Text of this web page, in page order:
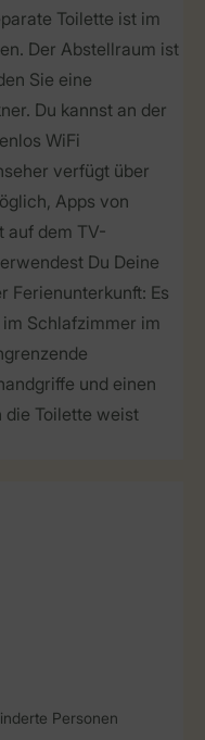
Toilette ist im
Der Abstellraum ist
Sie eine
Du kannst an der
WiFi
verfügt über
Apps von
auf dem TV-
Du Deine
Ferienunterkunft: Es
Schlafzimmer im
und einen
die Toilette weist
Personen